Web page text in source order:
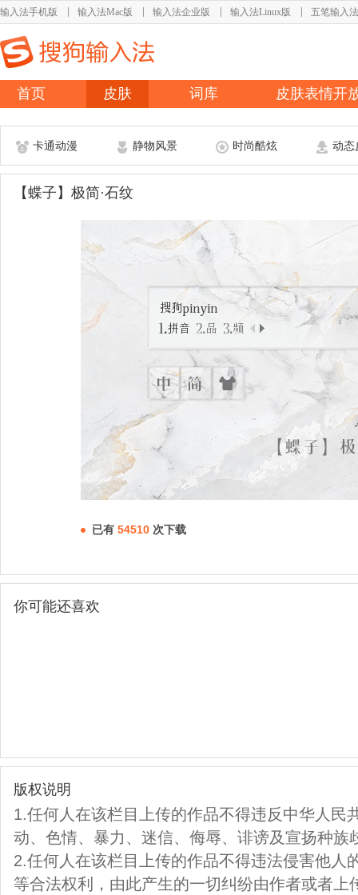
输入法手机版 输入法Mac版 输入法企业版 输入法Linux版 五笔输入法
首页 皮肤 词库 皮肤表情开
卡通动漫 静物风景 时尚酷炫 动态
【蝶子】极简·石纹
已有 54510 次下载
你可能还喜欢
版权说明
1.任何人在该栏目上传的作品不得违反中华人民
动、色情、暴力、迷信、侮辱、诽谤及宣扬种族
2.任何人在该栏目上传的作品不得违法侵害他人
等合法权利，由此产生的一切纠纷由作者或者上